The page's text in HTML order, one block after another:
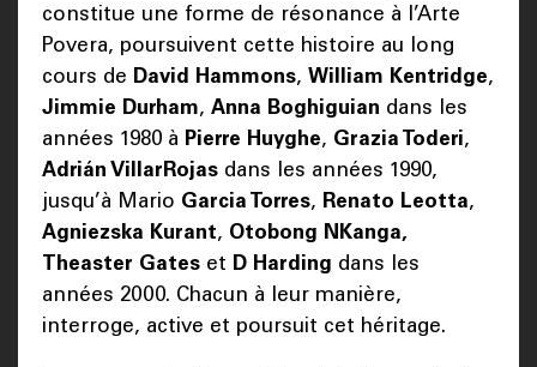
constitue une forme de résonance à l’Arte
Povera, poursuivent cette histoire au long
cours de David Hammons, William Kentridge,
Jimmie Durham, Anna Boghiguian dans les
années 1980 à Pierre Huyghe, Grazia Toderi,
Adrián VillarRojas dans les années 1990,
jusqu’à Mario Garcia Torres, Renato Leotta,
Agniezska Kurant, Otobong NKanga,
Theaster Gates et D Harding dans les
années 2000. Chacun à leur manière,
interroge, active et poursuit cet héritage.